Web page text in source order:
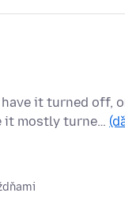
have it turned
it mostly turne…